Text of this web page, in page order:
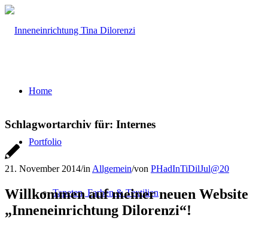
Home
Portfolio
Tapeten, Farben & Textilien
Schlagwortarchiv für: Internes
21. November 2014/inAllgemein/von PHadInTiDilJul@20
Willkommen auf meiner neuen Website
„Inneneinrichtung Dilorenzi“!